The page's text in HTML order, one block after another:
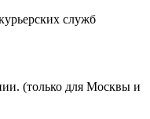
служб
(только для Москвы и